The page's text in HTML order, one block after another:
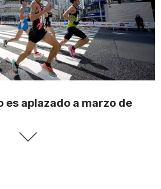
es aplazado a marzo de